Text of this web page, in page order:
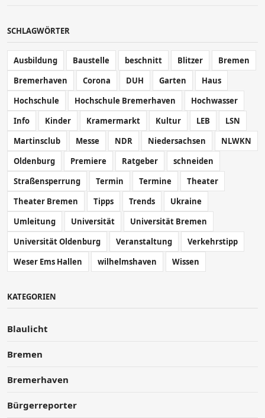
SCHLAGWÖRTER
Ausbildung Baustelle beschnitt Blitzer
Bremen
Bremerhaven
Corona DUH Garten
Haus
Hochschule
Hochschule Bremerhaven
Hochwasser
Info
Kinder Kramermarkt Kultur LEB
LSN
Martinsclub
Messe NDR Niedersachsen
NLWKN
Oldenburg
Premiere Ratgeber
schneiden
Straßensperrung
Termin Termine
Theater
Theater Bremen
Tipps Trends
Ukraine
Umleitung
Universität
Universität Bremen
Universität Oldenburg
Veranstaltung
Verkehrstipp
Weser Ems Hallen
wilhelmshaven Wissen
KATEGORIEN
Blaulicht
Bremen
Bremerhaven
Bürgerreporter